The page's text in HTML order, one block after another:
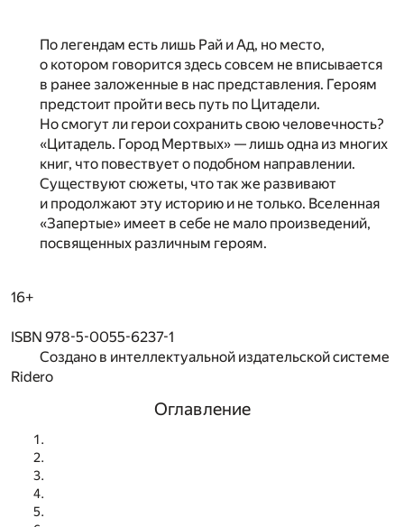
По легендам есть лишь Рай и Ад, но место,
о котором говорится здесь совсем не вписывается
в ранее заложенные в нас представления. Героям
предстоит пройти весь путь по Цитадели.
Но смогут ли герои сохранить свою человечность?
«Цитадель. Город Мертвых» — лишь одна из многих
книг, что повествует о подобном направлении.
Существуют сюжеты, что так же развивают
и продолжают эту историю и не только. Вселенная
«Запертые» имеет в себе не мало произведений,
посвященных различным героям.
16+
ISBN 978-5-0055-6237-1
Создано в интеллектуальной издательской системе
Ridero
Оглавление